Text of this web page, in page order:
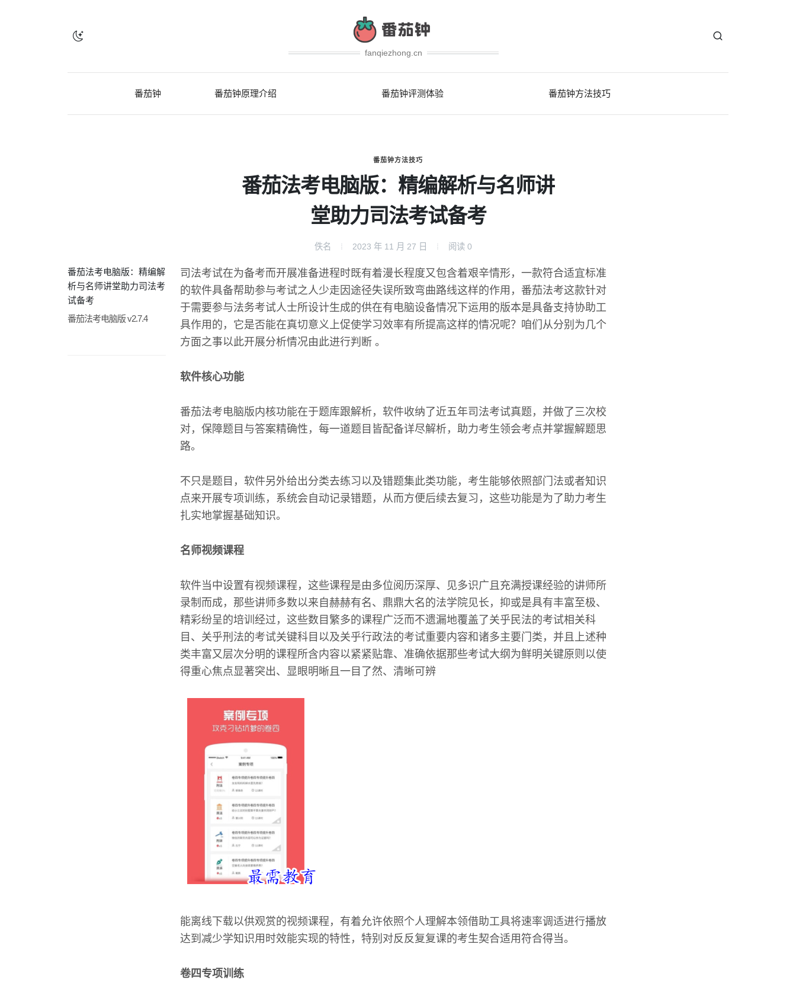
fanqiezhong.cn
番茄钟 番茄钟原理介绍 番茄钟评测体验 番茄钟方法技巧
番茄钟方法技巧
番茄法考电脑版：精编解析与名师讲
堂助力司法考试备考
佚名 2023 年 11 月 27 日 阅读 0
番茄法考电脑版：精编解
析与名师讲堂助力司法考
试备考
番茄法考电脑版 v2.7.4
司法考试在为备考而开展准备进程时既有着漫长程度又包含着艰辛情形，一款符合适宜标准
的软件具备帮助参与考试之人少走因途径失误所致弯曲路线这样的作用，番茄法考这款针对
于需要参与法务考试人士所设计生成的供在有电脑设备情况下运用的版本是具备支持协助工
具作用的，它是否能在真切意义上促使学习效率有所提高这样的情况呢？咱们从分别为几个
方面之事以此开展分析情况由此进行判断 。
软件核心功能
番茄法考电脑版内核功能在于题库跟解析，软件收纳了近五年司法考试真题，并做了三次校
对，保障题目与答案精确性，每一道题目皆配备详尽解析，助力考生领会考点并掌握解题思
路。
不只是题目，软件另外给出分类去练习以及错题集此类功能，考生能够依照部门法或者知识
点来开展专项训练，系统会自动记录错题，从而方便后续去复习，这些功能是为了助力考生
扎实地掌握基础知识。
名师视频课程
软件当中设置有视频课程，这些课程是由多位阅历深厚、见多识广且充满授课经验的讲师所
录制而成，那些讲师多数以来自赫赫有名、鼎鼎大名的法学院见长，抑或是具有丰富至极、
精彩纷呈的培训经过，这些数目繁多的课程广泛而不遗漏地覆盖了关乎民法的考试相关科
目、关乎刑法的考试关键科目以及关乎行政法的考试重要内容和诸多主要门类，并且上述种
类丰富又层次分明的课程所含内容以紧紧贴靠、准确依据那些考试大纲为鲜明关键原则以使
得重心焦点显著突出、显眼明晰且一目了然、清晰可辨
能离线下载以供观赏的视频课程，有着允许依照个人理解本领借助工具将速率调适进行播放
达到减少学知识用时效能实现的特性，特别对反反复复课的考生契合适用符合得当。
卷四专项训练